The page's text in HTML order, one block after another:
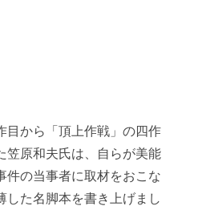
目から「頂上作戦」の四作
笠原和夫氏は、自らが美能
件の当事者に取材をおこな
した名脚本を書き上げまし